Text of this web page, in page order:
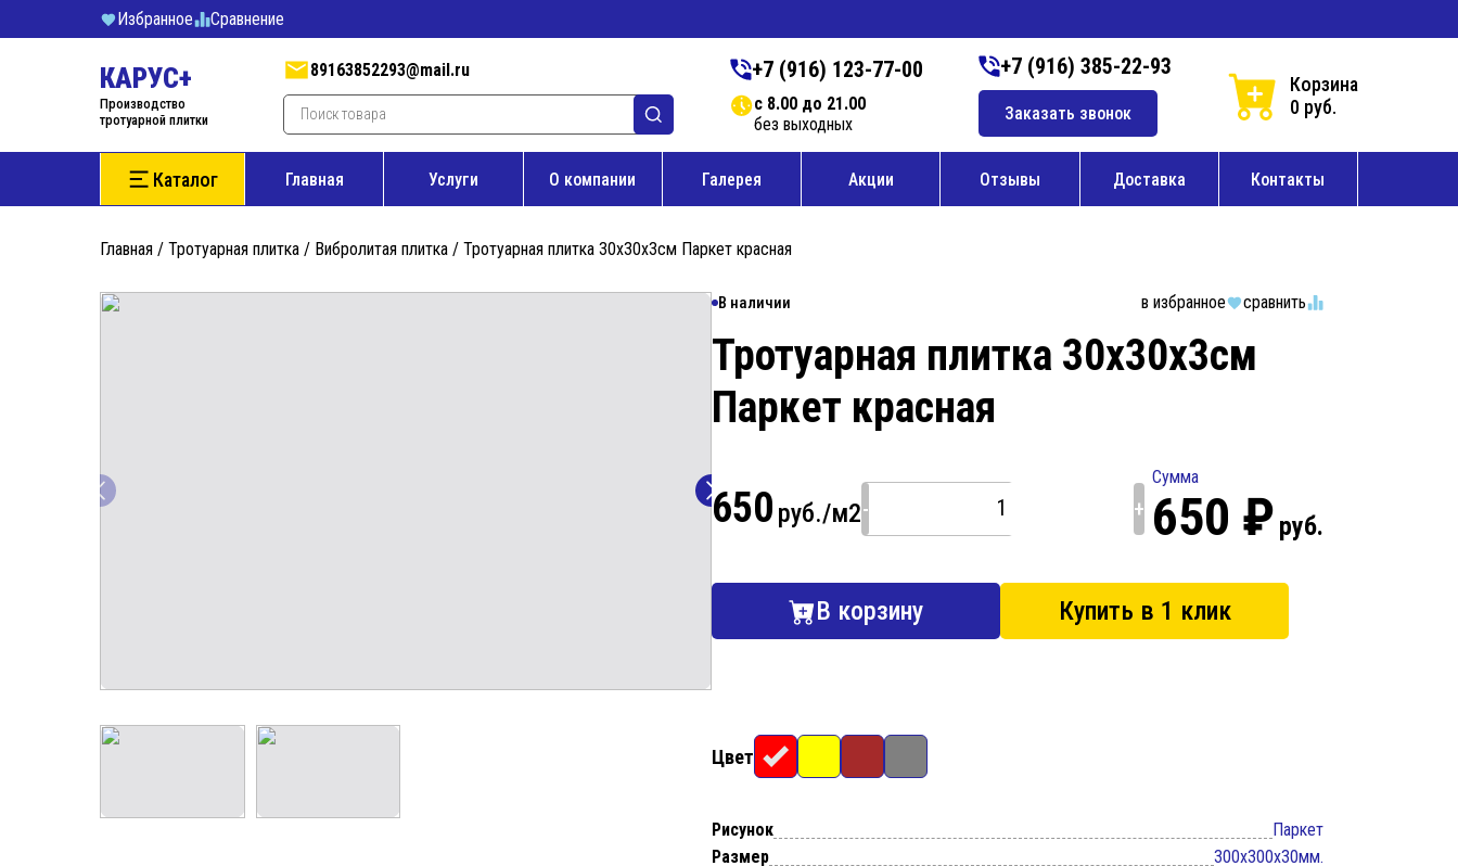
Избранное Cравнение
КАРУС+
Производство
тротуарной плитки
89163852293@mail.ru +7 (916) 123-77-00
с 8.00 до 21.00
без выходных
+7 (916) 385-22-93
Заказать звонок
Корзина
0 руб.
Каталог Главная Услуги О компании Галерея Акции Отзывы Доставка Контакты
Главная / Тротуарная плитка / Вибролитая плитка / Тротуарная плитка 30х30х3см Паркет красная
В наличии в избранное сравнить
Тротуарная плитка 30х30х3см
Паркет красная
650 руб./м2- +
Сумма
650 ₽ руб.
В корзину Купить в 1 клик
Цвет
Рисунок
Паркет
Размер
300x300x30мм.